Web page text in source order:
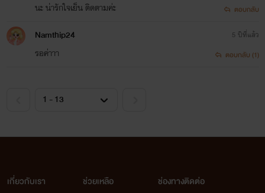
นะ น่ารักใจเย็น ติดตามค่ะ
ตอบกลับ
Namthip24
รอค่าาา
5 ปีที่แล้ว
ตอบกลับ (1)
เกี่ยวกับเรา
ช่วยเหลือ
ช่องทางติดต่อ